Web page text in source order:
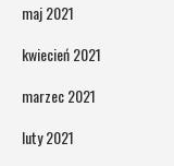
maj 2021
kwiecień 2021
marzec 2021
luty 2021